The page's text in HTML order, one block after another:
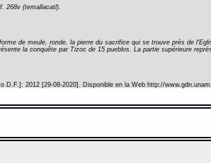
268v (temallacatl).
de meule, ronde, la pierre du sacrifice qui se trouve près de
la conquête par Tizoc de 15 pueblos. La partie supérieure
2012 [29-08-2020]. Disponible en la Web http://